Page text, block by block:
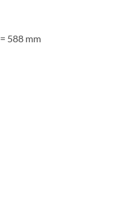
588 mm